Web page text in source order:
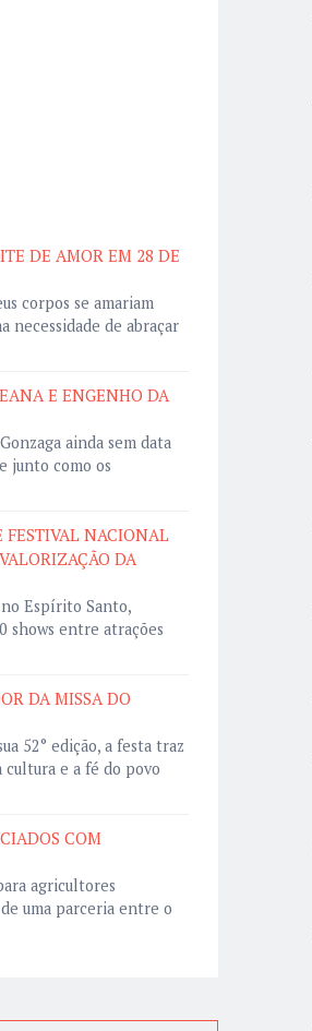
DE AMOR EM 28 DE
corpos se amariam
necessidade de abraçar
E ENGENHO DA
ainda sem data
junto como os
NACIONAL
DA
Espírito Santo,
shows entre atrações
DA MISSA DO
52° edição, a festa traz
cultura e a fé do povo
COM
agricultores
uma parceria entre o